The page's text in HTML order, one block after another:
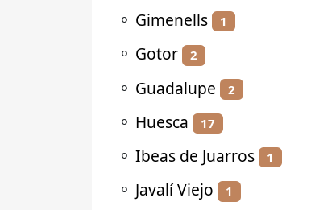
⚬ Gimenells 1
⚬ Gotor 2
⚬ Guadalupe 2
⚬ Huesca 17
⚬ Ibeas de Juarros 1
⚬ Javalí Viejo 1